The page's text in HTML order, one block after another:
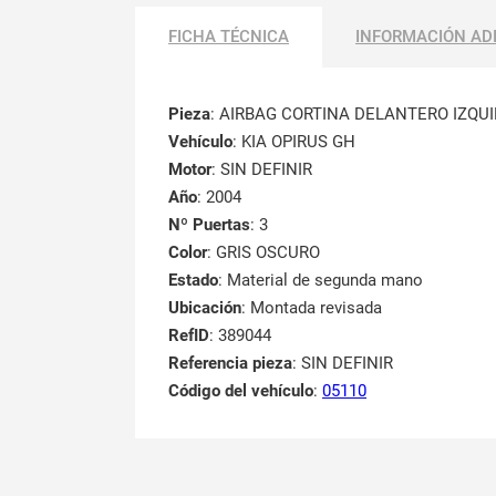
FICHA TÉCNICA INFORMACIÓN
Pieza: AIRBAG CORTINA DELANTERO
Vehículo: KIA OPIRUS GH
Motor: SIN DEFINIR
Año: 2004
Nº Puertas: 3
Color: GRIS OSCURO
Estado: Material de segunda mano
Ubicación: Montada revisada
RefID: 389044
Referencia pieza: SIN DEFINIR
Código del vehículo: 05110